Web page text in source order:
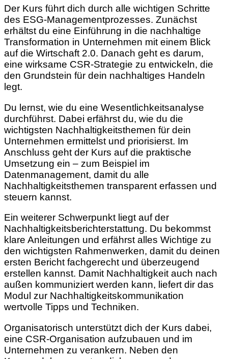
Der Kurs führt dich durch alle wichtigen Schritte
des ESG-Managementprozesses. Zunächst
erhältst du eine Einführung in die nachhaltige
Transformation in Unternehmen mit einem Blick
auf die Wirtschaft 2.0. Danach geht es darum,
eine wirksame CSR-Strategie zu entwickeln, die
den Grundstein für dein nachhaltiges Handeln
legt.
Du lernst, wie du eine Wesentlichkeitsanalyse
durchführst. Dabei erfährst du, wie du die
wichtigsten Nachhaltigkeitsthemen für dein
Unternehmen ermittelst und priorisierst. Im
Anschluss geht der Kurs auf die praktische
Umsetzung ein – zum Beispiel im
Datenmanagement, damit du alle
Nachhaltigkeitsthemen transparent erfassen und
steuern kannst.
Ein weiterer Schwerpunkt liegt auf der
Nachhaltigkeitsberichterstattung. Du bekommst
klare Anleitungen und erfährst alles Wichtige zu
den wichtigsten Rahmenwerken, damit du deinen
ersten Bericht fachgerecht und überzeugend
erstellen kannst. Damit Nachhaltigkeit auch nach
außen kommuniziert werden kann, liefert dir das
Modul zur Nachhaltigkeitskommunikation
wertvolle Tipps und Techniken.
Organisatorisch unterstützt dich der Kurs dabei,
eine CSR-Organisation aufzubauen und im
Unternehmen zu verankern. Neben den